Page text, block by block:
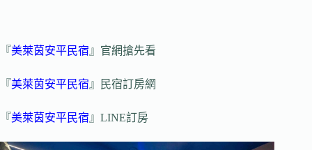
『美萊茵安平民宿 』官網搶先看
『美萊茵安平民宿 』民宿訂房網
『美萊茵安平民宿 』LINE訂房